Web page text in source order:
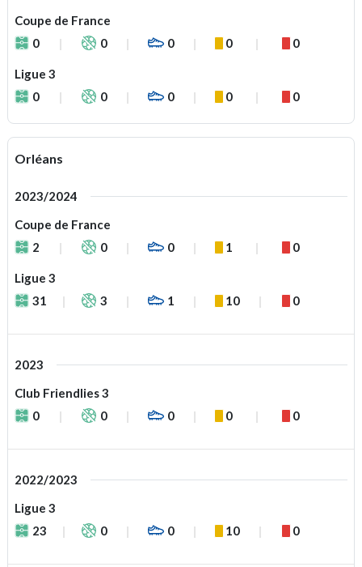
Coupe de France
0
0 0 0 0
Ligue 3
0
0 0 0 0
Orléans
2023/2024
Coupe de France
2
0 0 1 0
Ligue 3
31
3 1 10 0
2023
Club Friendlies 3
0
0 0 0 0
2022/2023
Ligue 3
23
0 0 10 0